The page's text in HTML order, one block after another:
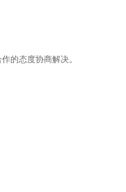
的态度协商解决。